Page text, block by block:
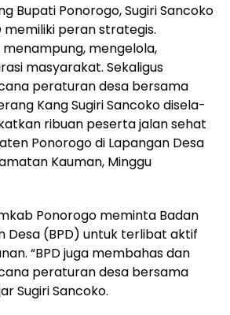
Bupati Ponorogo, Sugiri Sancoko
memiliki peran strategis.
mengelola,
masyarakat. Sekaligus
peraturan desa bersama
Kang Sugiri Sancoko disela-
ribuan peserta jalan sehat
Ponorogo di Lapangan Desa
Kauman, Minggu
Ponorogo meminta Badan
Desa (BPD) untuk terlibat aktif
“BPD juga membahas dan
peraturan desa bersama
Sugiri Sancoko.